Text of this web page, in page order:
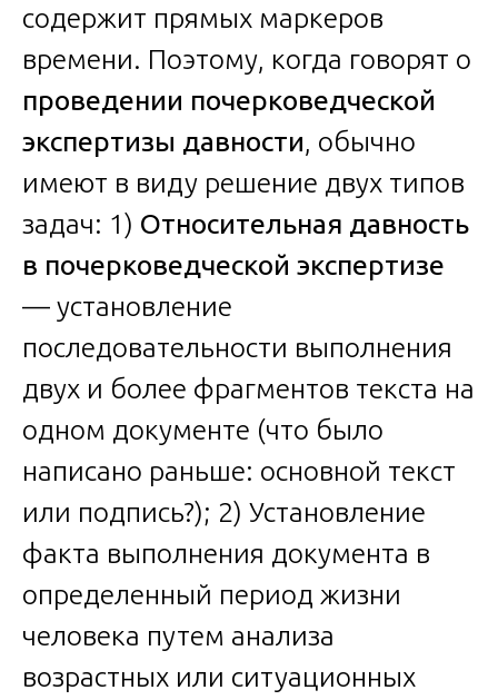
содержит прямых маркеров
времени. Поэтому, когда говорят о
проведении почерковедческой
экспертизы давности, обычно
имеют в виду решение двух типов
задач: 1) Относительная давность
в почерковедческой экспертизе
— установление
последовательности выполнения
двух и более фрагментов текста на
одном документе (что было
написано раньше: основной текст
или подпись?); 2) Установление
факта выполнения документа в
определенный период жизни
человека путем анализа
возрастных или ситуационных